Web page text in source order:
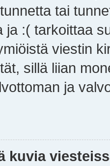
tai
ja :( tarkoittaa
viestin
sillä liian
ja
kuvia